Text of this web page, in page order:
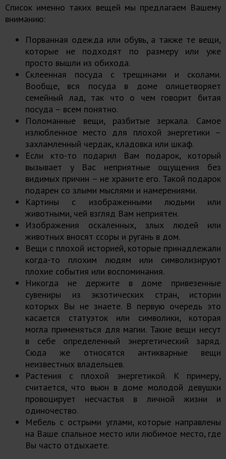
Список именно таких вещей мы предлагаем Вашему
вниманию:
Порванная одежда или обувь, а также те вещи,
которые не подходят по размеру или уже
просто вышли из обихода.
Склеенная посуда с трещинами и сколами.
Вообще, вся посуда в доме олицетворяет
семейный лад, так что о чем говорит битая
посуда – всем понятно.
Поломанные вещи, разбитые зеркала. Самое
излюбленное место для плохой энергетики –
захламленный чердак, кладовка или шкаф.
Если кто-то подарил Вам подарок, который
вызывает у Вас неприятные ощущения без
видимых причин – не храните его. Такой подарок
подарен со злыми мыслями и намерениями.
Картины с изображенными людьми или
животными, чей взгляд Вам неприятен.
Изображения оскаленных, злых людей или
животных вносят ссоры и ругань в дом.
Вещи с плохой историей, которые принадлежали
когда-то плохим людям или символизируют
плохие события или воспоминания.
Никогда не держите в доме привезенные
сувениры из экзотических стран, истории
которых Вы не знаете. В первую очередь это
касается статуэток или символики, которая
могла применяться для магии. Такие вещи несут
в себе определенный энергетический заряд.
Сюда же относятся антикварные вещи
неизвестных владельцев.
Растения с плохой энергетикой. К примеру,
считается, что вьюн в доме молодой девушки
провоцирует несчастья в личной жизни и
одиночество.
Мебель с острыми углами, которые направлены
на Ваше спальное место или любимое место, где
Вы часто отдыхаете.